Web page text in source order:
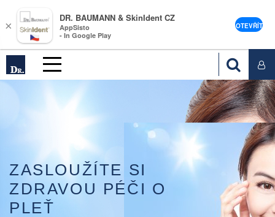
ZASLOUŽÍTE SI
ZDRAVOU PÉČI O
PLEŤ
×
DR. BAUMANN & SkinIdent CZ
AppSisto
- In Google Play
OTEVŘÍT